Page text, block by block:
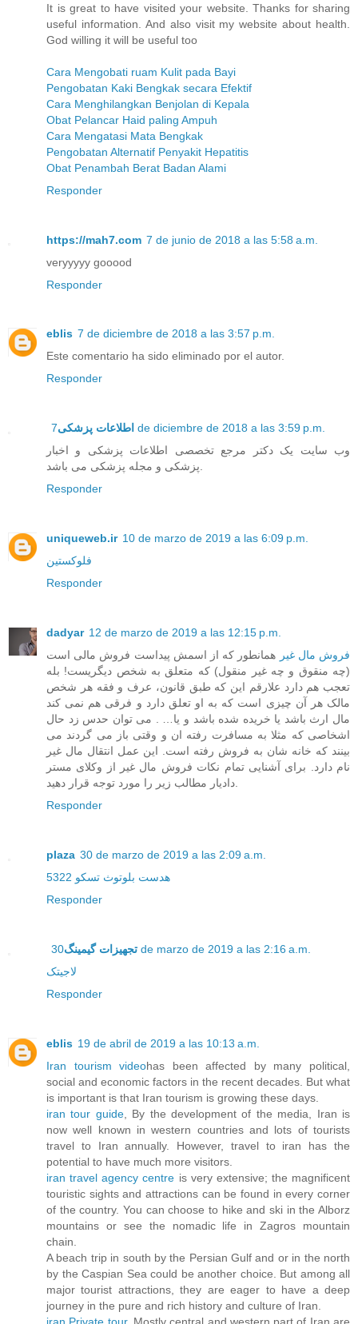
It is great to have visited your website. Thanks for sharing
useful information. And also visit my website about health.
God willing it will be useful too
Cara Mengobati ruam Kulit pada Bayi
Pengobatan Kaki Bengkak secara Efektif
Cara Menghilangkan Benjolan di Kepala
Obat Pelancar Haid paling Ampuh
Cara Mengatasi Mata Bengkak
Pengobatan Alternatif Penyakit Hepatitis
Obat Penambah Berat Badan Alami
Responder
https://mah7.com 7 de junio de 2018 a las 5:58 a.m.
veryyyyy gooood
Responder
eblis 7 de diciembre de 2018 a las 3:57 p.m.
Este comentario ha sido eliminado por el autor.
Responder
اطلاعات پزشکی 7 de diciembre de 2018 a las 3:59 p.m.
وب سایت یک دکتر مرجع تخصصی اطلاعات پزشکی و اخبار
پزشکی و مجله پزشکی می باشد.
Responder
uniqueweb.ir 10 de marzo de 2019 a las 6:09 p.m.
فلوکستین
Responder
dadyar 12 de marzo de 2019 a las 12:15 p.m.
فروش مال غیر همانطور که از اسمش پیداست فروش مالی است
(چه منقوق و چه غیر منقول) که متعلق به شخص دیگریست! بله
تعجب هم دارد علارقم این که طبق قانون، عرف و فقه هر شخص
مالک هر آن چیزی است که به او تعلق دارد و فرقی هم نمی کند
مال ارث باشد یا خریده شده باشد و یا… . می توان حدس زد حال
اشخاصی که مثلا به مسافرت رفته ان و وقتی باز می گردند می
بینند که خانه شان به فروش رفته است. این عمل انتقال مال غیر
نام دارد. برای آشنایی تمام نکات فروش مال غیر از وکلای مستر
دادیار مطالب زیر را مورد توجه قرار دهید.
Responder
plaza 30 de marzo de 2019 a las 2:09 a.m.
هدست بلوتوث تسکو 5322
Responder
تجهیزات گیمینگ 30 de marzo de 2019 a las 2:16 a.m.
لاجیتک
Responder
eblis 19 de abril de 2019 a las 10:13 a.m.
Iran tourism videohas been affected by many political,
social and economic factors in the recent decades. But what
is important is that Iran tourism is growing these days.
iran tour guide, By the development of the media, Iran is
now well known in western countries and lots of tourists
travel to Iran annually. However, travel to iran has the
potential to have much more visitors.
iran travel agency centre is very extensive; the magnificent
touristic sights and attractions can be found in every corner
of the country. You can choose to hike and ski in the Alborz
mountains or see the nomadic life in Zagros mountain
chain.
A beach trip in south by the Persian Gulf and or in the north
by the Caspian Sea could be another choice. But among all
major tourist attractions, they are eager to have a deep
journey in the pure and rich history and culture of Iran.